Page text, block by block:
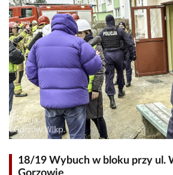
18/19 Wybuch w bloku przy ul.